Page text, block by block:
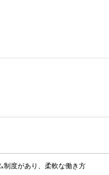
度があり、柔軟な働き方